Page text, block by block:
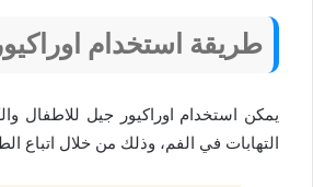
طريقة استخدام
يمكن استخدام اوراكيور جيل للاطفال
التهابات في الفم، وذلك من خلال اتباع